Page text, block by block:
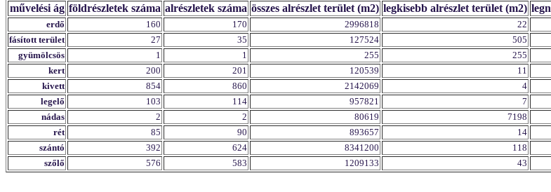
művelési ág földrészletek száma alrészletek száma összes alrészlet terület (m2) legkisebb alrészlet terület (m2)
erdő 160 170 2996818 22
fásított terület
27 35 127524 505
gyümölcsös
1 1 255 255
kert
200 201 120539 11
kivett
854 860 2142069 4
legelő
103 114 957821 7
nádas
2 2 80619 7198
rét
85 90 893657 14
szántó
392 624 8341200 118
szőlő
576 583 1209133 43